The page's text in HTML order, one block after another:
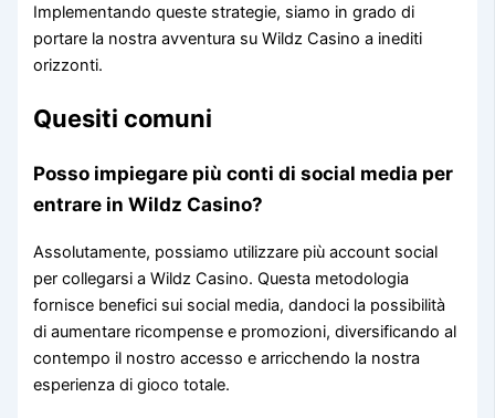
Implementando queste strategie, siamo in grado di
portare la nostra avventura su Wildz Casino a inediti
orizzonti.
Quesiti comuni
Posso impiegare più conti di social media per
entrare in Wildz Casino?
Assolutamente, possiamo utilizzare più account social
per collegarsi a Wildz Casino. Questa metodologia
fornisce benefici sui social media, dandoci la possibilità
di aumentare ricompense e promozioni, diversificando al
contempo il nostro accesso e arricchendo la nostra
esperienza di gioco totale.